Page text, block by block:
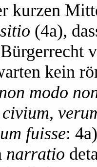
kurzen
(4a),
kein
modo
fuisse:
narratio